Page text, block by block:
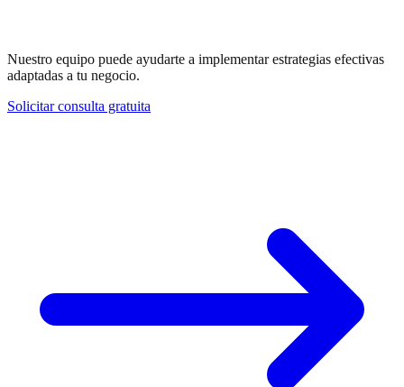
Nuestro equipo puede ayudarte a implementar estrategias efectivas
adaptadas a tu negocio.
Solicitar consulta gratuita